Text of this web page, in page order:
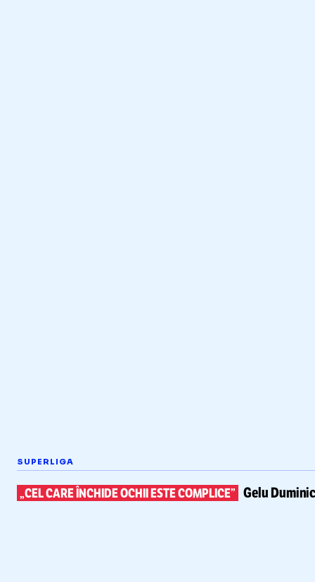
SUPERLIGA
„CEL CARE ÎNCHIDE OCHII ESTE COMPLICE” Gelu